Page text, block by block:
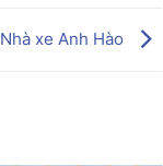
Nhà xe Anh Hào